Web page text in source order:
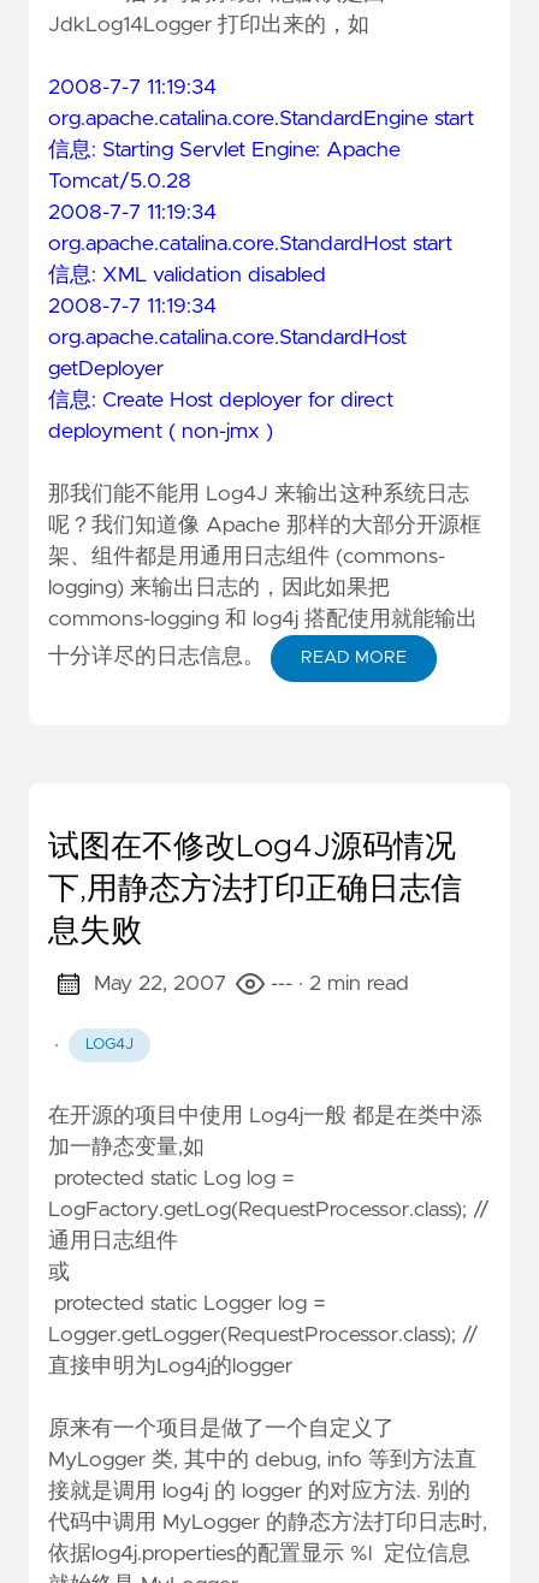
JdkLog14Logger 打印出来的，如
2008-7-7 11:19:34
org.apache.catalina.core.StandardEngine start
信息: Starting Servlet Engine: Apache
Tomcat/5.0.28
2008-7-7 11:19:34
org.apache.catalina.core.StandardHost start
信息: XML validation disabled
2008-7-7 11:19:34
org.apache.catalina.core.StandardHost
getDeployer
信息: Create Host deployer for direct
deployment ( non-jmx )
那我们能不能用 Log4J 来输出这种系统日志
呢？我们知道像 Apache 那样的大部分开源框
架、组件都是用通用日志组件 (commons-
logging) 来输出日志的，因此如果把
commons-logging 和 log4j 搭配使用就能输出
十分详尽的日志信息。
READ MORE
试图在不修改Log4J源码情况
下,用静态方法打印正确日志信
息失败
May 22, 2007 --- · 2 min read
· LOG4J
在开源的项目中使用 Log4j一般 都是在类中添
加一静态变量,如
protected static Log log =
LogFactory.getLog(RequestProcessor.class); //
通用日志组件
或
protected static Logger log =
Logger.getLogger(RequestProcessor.class); //
直接申明为Log4j的logger
原来有一个项目是做了一个自定义了
MyLogger 类, 其中的 debug, info 等到方法直
接就是调用 log4j 的 logger 的对应方法. 别的
代码中调用 MyLogger 的静态方法打印日志时,
依据log4j.properties的配置显示 %l 定位信息